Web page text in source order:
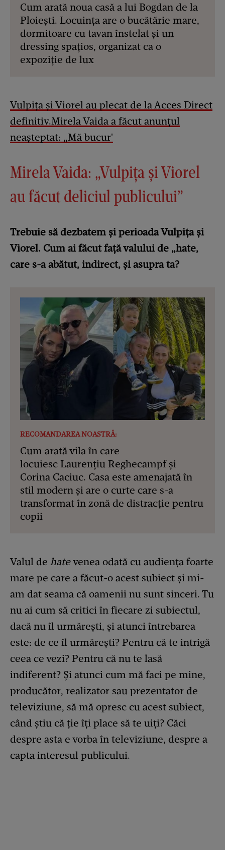
Cum arată noua casă a lui Bogdan de la
Ploiești. Locuința are o bucătărie mare,
dormitoare cu tavan înstelat și un
dressing spațios, organizat ca o
expoziție de lux
Vulpița și Viorel au plecat de la Acces Direct
definitiv.Mirela Vaida a făcut anunțul
neașteptat: „Mă bucur'
Mirela Vaida: „Vulpița și Viorel
au făcut deliciul publicului”
Trebuie să dezbatem și perioada Vulpița și
Viorel. Cum ai făcut față valului de „hate,
care s-a abătut, indirect, și asupra ta?
RECOMANDAREA NOASTRĂ:
Cum arată vila în care
locuiesc Laurențiu Reghecampf și
Corina Caciuc. Casa este amenajată în
stil modern și are o curte care s-a
transformat în zonă de distracție pentru
copii
Valul de hatevenea odată cu audiența foarte
mare pe care a făcut-o acest subiect şi mi-
am dat seama că oamenii nu sunt sinceri. Tu
nu ai cum să critici în fiecare zi subiectul,
dacă nu îl urmăreşti, şi atunci întrebarea
este: de ce îl urmăreşti? Pentru că te intrigă
ceea ce vezi? Pentru că nu te lasă
indiferent? Şi atunci cum mă faci pe mine,
producător, realizator sau prezentator de
televiziune, să mă opresc cu acest subiect,
când ştiu că ție îți place să te uiți? Căci
despre asta e vorba în televiziune, despre a
capta interesul publicului.